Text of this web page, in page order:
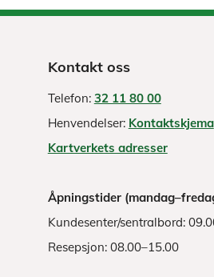
Kontakt oss
Telefon: 32 11 80 00
Henvendelser: Kontaktskjema
Kartverkets adresser
Åpningstider
Kundesenter/sentralbord:
Resepsjon: 08.00–15.00